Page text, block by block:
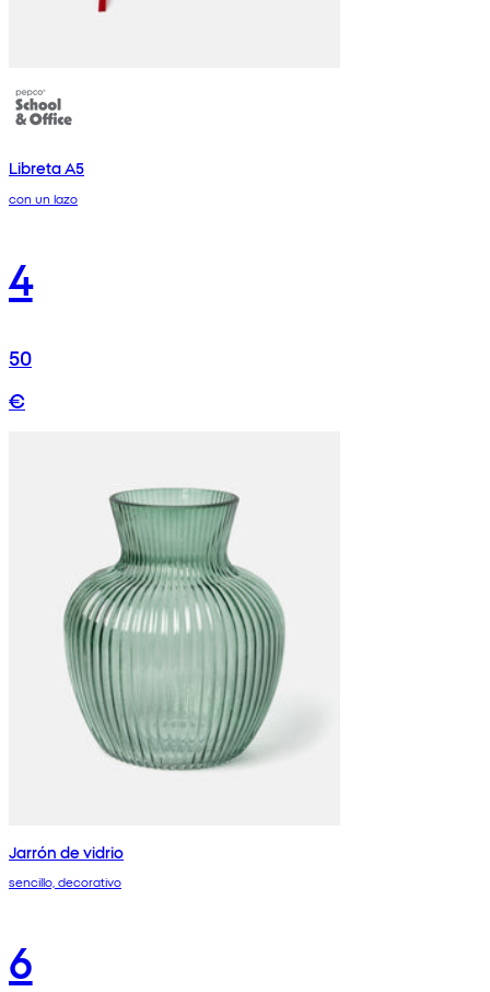
Libreta A5
con un lazo
4
50
€
Jarrón de vidrio
sencillo, decorativo
6